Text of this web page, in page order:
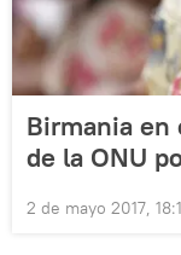
Birmania en
de la ONU
2 de mayo 2017,